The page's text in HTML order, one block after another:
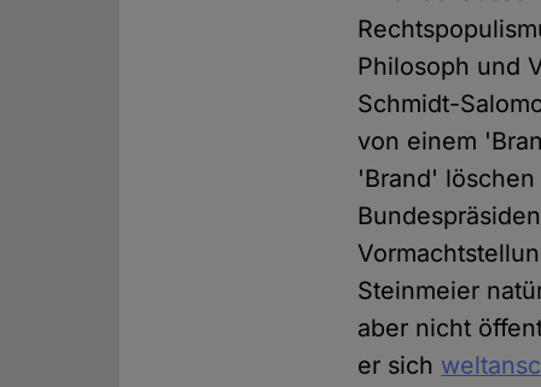
Philosoph und
Schmidt-
von einem
'Brand'
Steinmeier
aber nicht
er sich